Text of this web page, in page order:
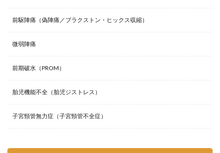
前駆陣痛（偽陣痛／ブラクストン・ヒックス収縮）
微弱陣痛
前期破水（PROM）
胎児機能不全（胎児ジストレス）
子宮頸管無力症（子宮頸管不全症）